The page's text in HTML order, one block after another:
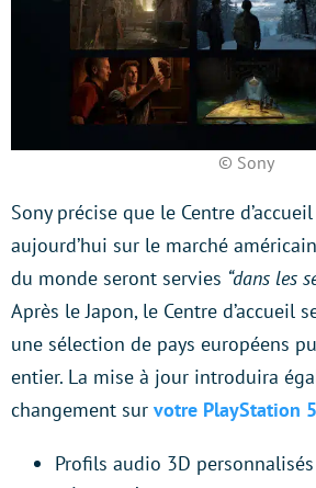
© Sony
Sony précise que le Centre
aujourd’hui sur le marché
du monde seront servies “dans les
Après le Japon, le Centre d’accueil
une sélection de pays européens
entier. La mise à jour introduira
changement sur votre PlayStation 5
Profils audio 3D